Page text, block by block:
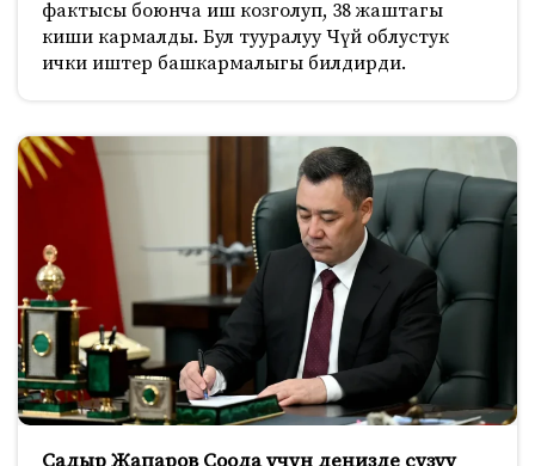
фактысы боюнча иш козголуп, 38 жаштагы
киши кармалды. Бул тууралуу Чүй облустук
ички иштер башкармалыгы билдирди.